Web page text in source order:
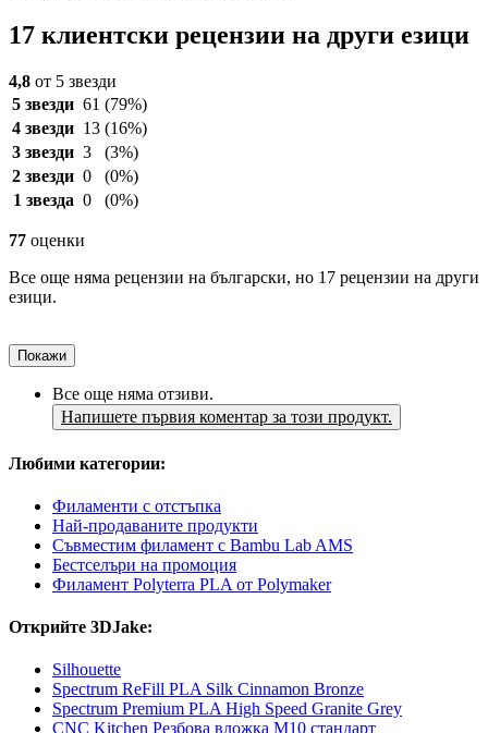
17 клиентски рецензии на други езици
4,8 от 5 звезди
5 звезди 61 (79%)
4 звезди 13 (16%)
3 звезди 3
(3%)
2 звезди 0
(0%)
1 звезда 0 (0%)
77 оценки
Все още няма рецензии на български, но 17 рецензии на други
езици.
Покажи
Все още няма отзиви.
Напишете първия коментар за този продукт.
Любими категории:
Филаменти с отстъпка
Най-продаваните продукти
Съвместим филамент с Bambu Lab AMS
Бестселъри на промоция
Филамент Polyterra PLA от Polymaker
Открийте 3DJake:
Silhouette
Spectrum ReFill PLA Silk Cinnamon Bronze
Spectrum Premium PLA High Speed Granite Grey
CNC Kitchen Резбова вложка M10 стандарт